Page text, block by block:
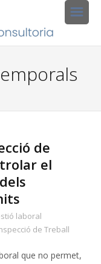
de
el
laboral
de Treball
que no permet,